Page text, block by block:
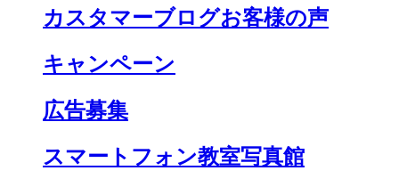
カスタマーブログお客様の声
キャンペーン
広告募集
スマートフォン教室写真館